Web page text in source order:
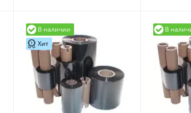
В наличии
Хит
В